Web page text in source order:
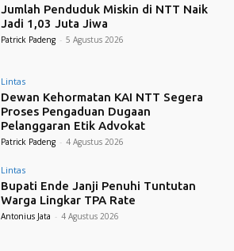
Jumlah Penduduk Miskin di NTT Naik
Jadi 1,03 Juta Jiwa
Patrick Padeng - 5 Agustus 2026
Lintas
Dewan Kehormatan KAI NTT Segera
Proses Pengaduan Dugaan
Pelanggaran Etik Advokat
Patrick Padeng - 4 Agustus 2026
Lintas
Bupati Ende Janji Penuhi Tuntutan
Warga Lingkar TPA Rate
Antonius Jata - 4 Agustus 2026